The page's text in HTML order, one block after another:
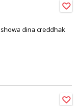
dina creddhak